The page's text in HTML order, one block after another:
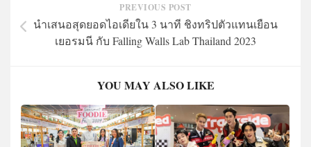
PREVIOUS POST
นำเสนอสุดยอดไอเดียใน 3 นาที ชิงทริปตัวแทนเยือน
เยอรมนี กับ Falling Walls Lab Thailand 2023
YOU MAY ALSO LIKE